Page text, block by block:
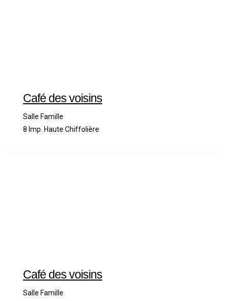
Café des voisins
Salle Famille
8 Imp. Haute Chiffolière
Café des voisins
Salle Famille